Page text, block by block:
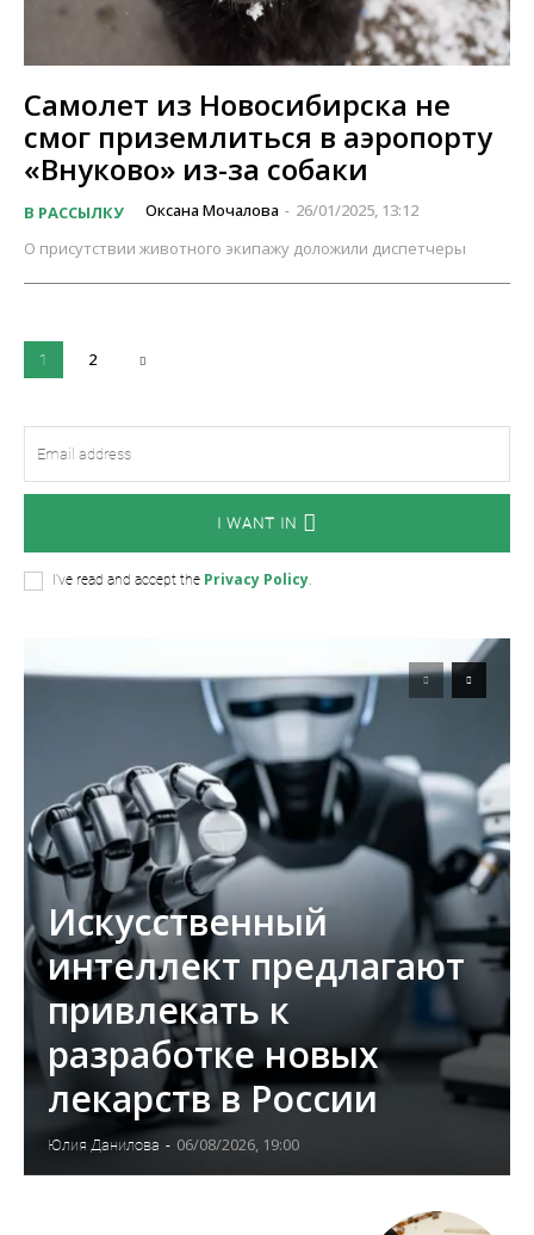
Самолет из Новосибирска не
смог приземлиться в аэропорту
«Внуково» из-за собаки
В РАССЫЛКУ Оксана Мочалова - 26/01/2025, 13:12
О присутствии животного экипажу доложили диспетчеры
1 2
I WANT IN
I've read and accept the Privacy Policy.
Искусственный
интеллект предлагают
привлекать к
разработке новых
лекарств в России
Юлия Данилова - 06/08/2026, 19:00